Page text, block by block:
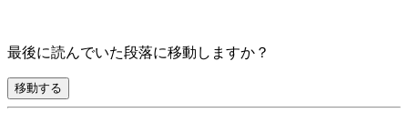
最後に読んでいた段落に移動しますか？
移動する